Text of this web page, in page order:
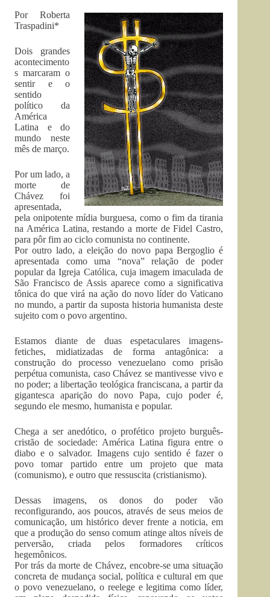
Por Roberta
Traspadini*
Dois grandes
acontecimento
s marcaram o
sentir e o
sentido
político da
América
Latina e do
mundo neste
mês de março.
Por um lado, a
morte de
Chávez foi
apresentada,
pela onipotente mídia burguesa, como o fim da tirania
na América Latina, restando a morte de Fidel Castro,
para pôr fim ao ciclo comunista no continente.
Por outro lado, a eleição do novo papa Bergoglio é
apresentada como uma “nova” relação de poder
popular da Igreja Católica, cuja imagem imaculada de
São Francisco de Assis aparece como a significativa
tônica do que virá na ação do novo líder do Vaticano
no mundo, a partir da suposta historia humanista deste
sujeito com o povo argentino.
Estamos diante de duas espetaculares imagens-
fetiches, midiatizadas de forma antagônica: a
construção do processo venezuelano como prisão
perpétua comunista, caso Chávez se mantivesse vivo e
no poder; a libertação teológica franciscana, a partir da
gigantesca aparição do novo Papa, cujo poder é,
segundo ele mesmo, humanista e popular.
Chega a ser anedótico, o profético projeto burguês-
cristão de sociedade: América Latina figura entre o
diabo e o salvador. Imagens cujo sentido é fazer o
povo tomar partido entre um projeto que mata
(comunismo), e outro que ressuscita (cristianismo).
Dessas imagens, os donos do poder vão
reconfigurando, aos poucos, através de seus meios de
comunicação, um histórico dever frente a noticia, em
que a produção do senso comum atinge altos níveis de
perversão, criada pelos formadores críticos
hegemônicos.
Por trás da morte de Chávez, encobre-se uma situação
concreta de mudança social, política e cultural em que
o povo venezuelano, o reelege e legitima como líder,